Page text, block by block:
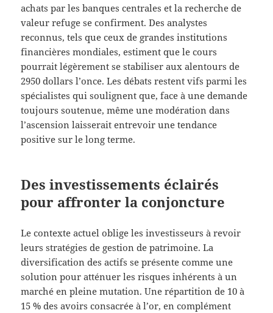
achats par les banques centrales et la recherche de
valeur refuge se confirment. Des analystes
reconnus, tels que ceux de grandes institutions
financières mondiales, estiment que le cours
pourrait légèrement se stabiliser aux alentours de
2950 dollars l’once. Les débats restent vifs parmi les
spécialistes qui soulignent que, face à une demande
toujours soutenue, même une modération dans
l’ascension laisserait entrevoir une tendance
positive sur le long terme.
Des investissements éclairés
pour affronter la conjoncture
Le contexte actuel oblige les investisseurs à revoir
leurs stratégies de gestion de patrimoine. La
diversification des actifs se présente comme une
solution pour atténuer les risques inhérents à un
marché en pleine mutation. Une répartition de 10 à
15 % des avoirs consacrée à l’or, en complément